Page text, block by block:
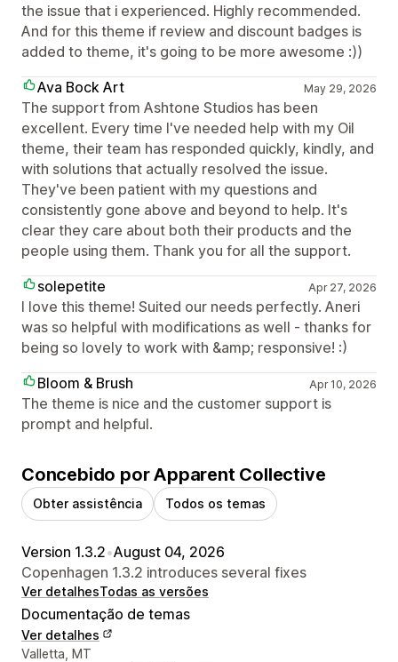
the issue that i experienced. Highly recommended.
And for this theme if review and discount badges is
added to theme, it's going to be more awesome :))
Ava Bock Art
May 29, 2026
The support from Ashtone Studios has been
excellent. Every time I've needed help with my Oil
theme, their team has responded quickly, kindly, and
with solutions that actually resolved the issue.
They've been patient with my questions and
consistently gone above and beyond to help. It's
clear they care about both their products and the
people using them. Thank you for all the support.
solepetite
Apr 27, 2026
I love this theme! Suited our needs perfectly. Aneri
was so helpful with modifications as well - thanks for
being so lovely to work with &amp; responsive! :)
Bloom & Brush
Apr 10, 2026
The theme is nice and the customer support is
prompt and helpful.
Concebido por Apparent Collective
Obter assistência Todos os temas
Version 1.3.2•August 04, 2026
Copenhagen 1.3.2 introduces several fixes
Ver detalhesTodas as versões
Documentação de temas
Ver detalhes
Detalhes de contacto do designer
Valletta, MT